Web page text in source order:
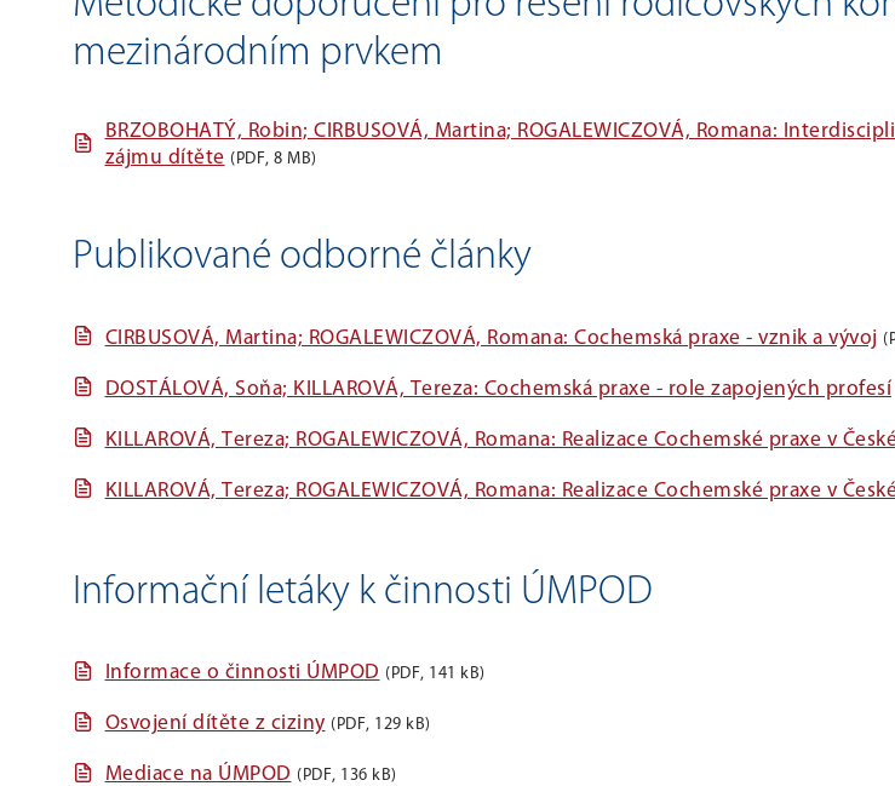
mezinárodním prvkem
BRZOBOHATÝ, Robin; CIRBUSOVÁ, Martina; ROGALEWICZOVÁ, Romana:
zájmu dítěte (PDF, 8 MB)
Publikované odborné články
CIRBUSOVÁ, Martina; ROGALEWICZOVÁ, Romana: Cochemská praxe - vznik a vývoj
DOSTÁLOVÁ, Soňa; KILLAROVÁ, Tereza: Cochemská praxe - role zapojených profesí
KILLAROVÁ, Tereza; ROGALEWICZOVÁ, Romana: Realizace Cochemské praxe v
KILLAROVÁ, Tereza; ROGALEWICZOVÁ, Romana: Realizace Cochemské praxe v
Informační letáky k činnosti ÚMPOD
Informace o činnosti ÚMPOD (PDF, 141 kB)
Osvojení dítěte z ciziny (PDF, 129 kB)
Mediace na ÚMPOD (PDF, 136 kB)